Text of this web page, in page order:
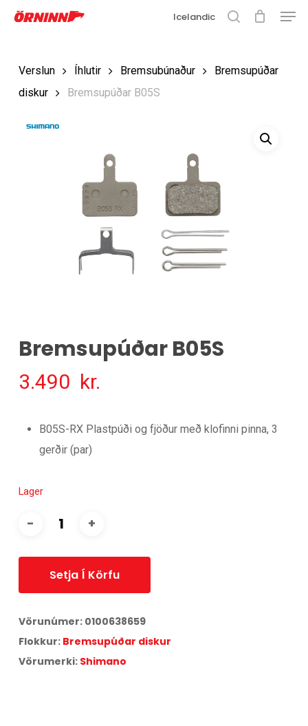
Fara
Loka
Icelandic
Verslun Íhlutir Bremsubúnaður
Bremsupúðar
diskur
Bremsupúðar B05S
Bremsupúðar B05S
3.490 kr.
B05S-RX Plastpúði og fjöður með klofinni pinna, 3
gerðir (par)
Lager
Setja Í Körfu
Vörunúmer: 0100638659
Flokkur: Bremsupúðar diskur
Vörumerki: Shimano